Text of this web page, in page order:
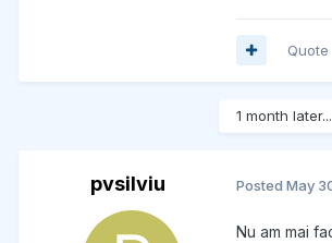
Quote
1 month later...
pvsilviu Posted May
Nu am mai